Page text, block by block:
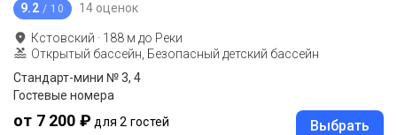
9.2 / 10 14 оценок
Кстовский · 188 м до Реки
Открытый бассейн, Безопасный детский бассейн
Стандарт-мини № 3, 4
Гостевые номера
от 7 200 ₽ для 2 гостей Выбрать